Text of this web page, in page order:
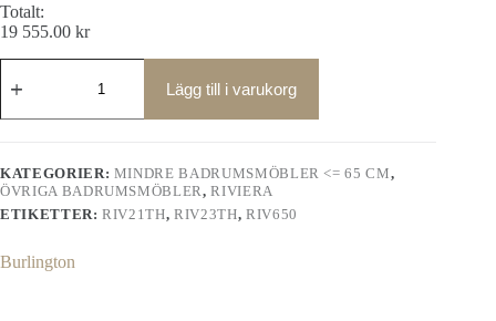
Totalt:
19 555.00 kr
badrumsmöbel
cm
Lägg till i varukorg
KATEGORIER: MINDRE BADRUMSMÖBLER <= 65 CM,
ÖVRIGA BADRUMSMÖBLER,RIVIERA
ETIKETTER:RIV21TH,RIV23TH, RIV650
Burlington